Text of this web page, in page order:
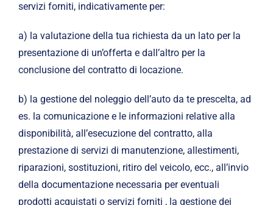
servizi forniti, indicativamente per:
a) la valutazione della tua richiesta da un lato per la
presentazione di un’offerta e dall’altro per la
conclusione del contratto di locazione.
b) la gestione del noleggio dell’auto da te prescelta, ad
es. la comunicazione e le informazioni relative alla
disponibilità, all’esecuzione del contratto, alla
prestazione di servizi di manutenzione, allestimenti,
riparazioni, sostituzioni, ritiro del veicolo, ecc., all’invio
della documentazione necessaria per eventuali
prodotti acquistati o servizi forniti , la gestione dei